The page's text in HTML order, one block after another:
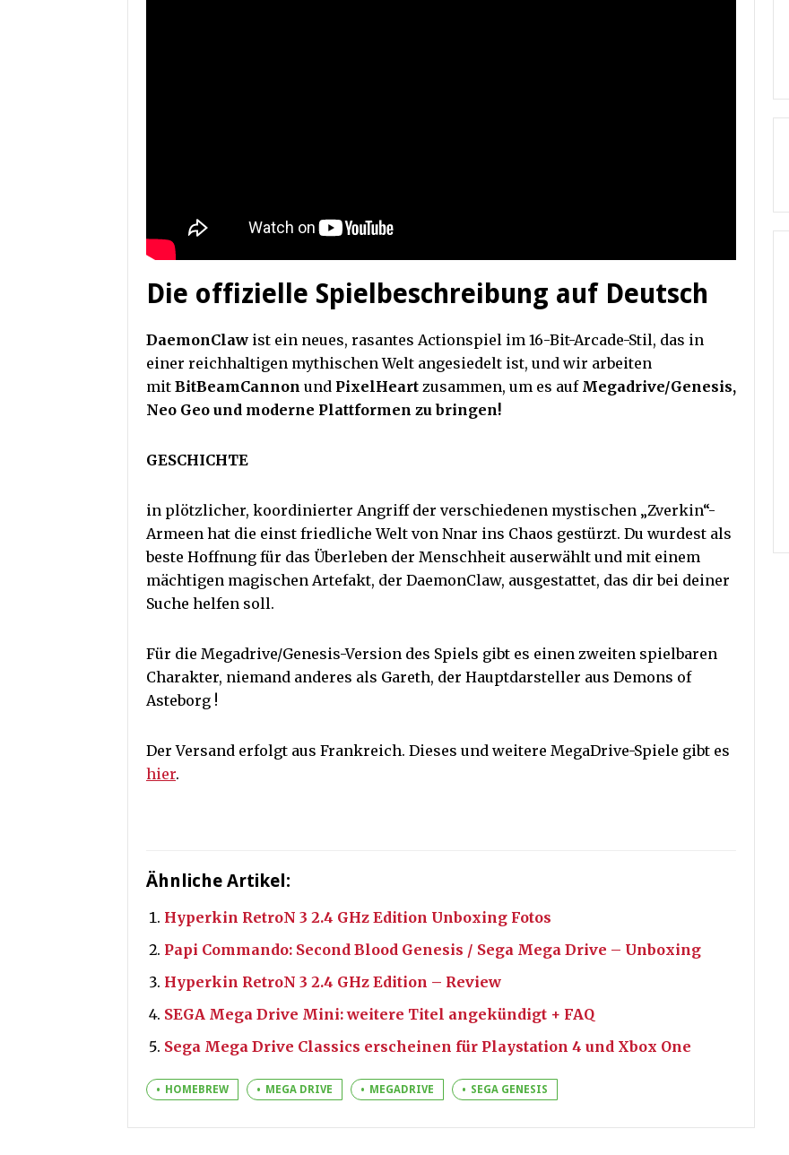
Die offizielle Spielbeschreibung auf Deutsch
DaemonClaw ist ein neues, rasantes Actionspiel im 16-Bit-Arcade-Stil, das in
einer reichhaltigen mythischen Welt angesiedelt ist, und wir arbeiten
mit BitBeamCannon und PixelHeart zusammen, um es auf Megadrive/Genesis,
Neo Geo und moderne Plattformen zu bringen!
GESCHICHTE
in plötzlicher, koordinierter Angriff der verschiedenen mystischen „Zverkin“-
Armeen hat die einst friedliche Welt von Nnar ins Chaos gestürzt. Du wurdest als
beste Hoffnung für das Überleben der Menschheit auserwählt und mit einem
mächtigen magischen Artefakt, der DaemonClaw, ausgestattet, das dir bei deiner
Suche helfen soll.
Für die Megadrive/Genesis-Version des Spiels gibt es einen zweiten spielbaren
Charakter, niemand anderes als Gareth, der Hauptdarsteller aus Demons of
Asteborg !
Der Versand erfolgt aus Frankreich. Dieses und weitere MegaDrive-Spiele gibt es
hier.
Ähnliche Artikel:
Hyperkin RetroN 3 2.4 GHz Edition Unboxing Fotos
Papi Commando: Second Blood Genesis / Sega Mega Drive – Unboxing
Hyperkin RetroN 3 2.4 GHz Edition – Review
SEGA Mega Drive Mini: weitere Titel angekündigt + FAQ
Sega Mega Drive Classics erscheinen für Playstation 4 und Xbox One
HOMEBREW MEGA DRIVE MEGADRIVE SEGA GENESIS